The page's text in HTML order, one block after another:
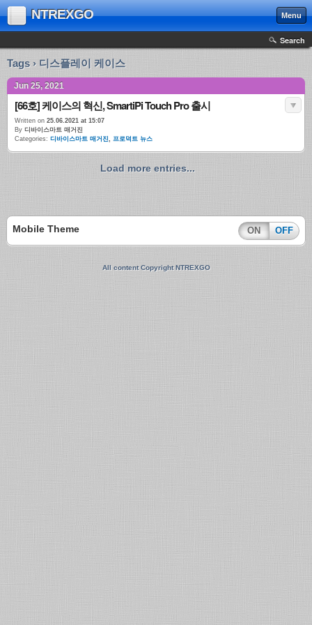
NTREXGO Menu
Search
Tags › 디스플레이 케이스
Jun 25, 2021
[66호] 케이스의 혁신, SmartiPi Touch Pro 출시
Written on 25.06.2021 at 15:07
By 디바이스마트 매거진
Categories: 디바이스마트 매거진, 프로덕트 뉴스
Load more entries...
Mobile Theme ON OFF
All content Copyright NTREXGO